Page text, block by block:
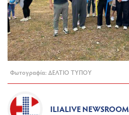
Φωτογραφία: ΔΕΛΤΙΟ ΤΥΠΟΥ
ILIALIVE NEWSROOM